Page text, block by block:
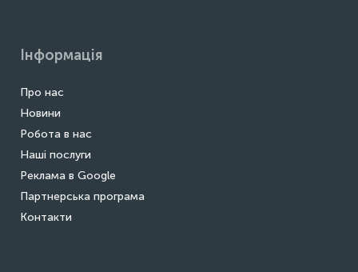
Інформація
Про нас
Новини
Робота в нас
Наші послуги
Реклама в Google
Партнерська програма
Контакти